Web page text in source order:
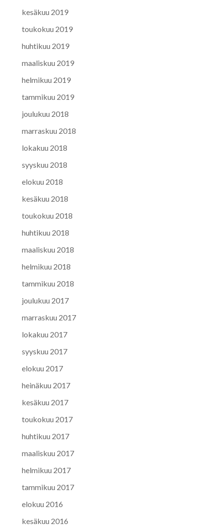
kesäkuu 2019
toukokuu 2019
huhtikuu 2019
maaliskuu 2019
helmikuu 2019
tammikuu 2019
joulukuu 2018
marraskuu 2018
lokakuu 2018
syyskuu 2018
elokuu 2018
kesäkuu 2018
toukokuu 2018
huhtikuu 2018
maaliskuu 2018
helmikuu 2018
tammikuu 2018
joulukuu 2017
marraskuu 2017
lokakuu 2017
syyskuu 2017
elokuu 2017
heinäkuu 2017
kesäkuu 2017
toukokuu 2017
huhtikuu 2017
maaliskuu 2017
helmikuu 2017
tammikuu 2017
elokuu 2016
kesäkuu 2016